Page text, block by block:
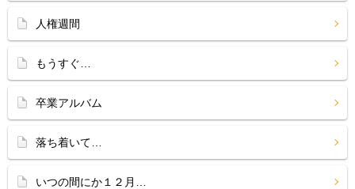
人権週間
もうすぐ…
卒業アルバム
落ち着いて…
いつの間にか１２月…